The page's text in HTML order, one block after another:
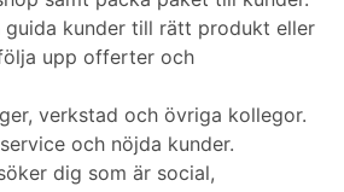
guida kunder till rätt produkt eller
upp offerter och
verkstad och övriga kollegor.
och nöjda kunder.
dig som är social,